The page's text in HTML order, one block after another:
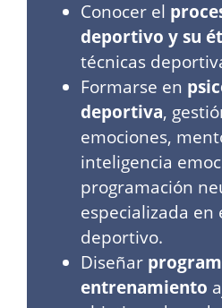
Conocer el
deportivo y su
técnicas
Formarse en
deportiva,
emociones,
inteligencia
programación
especializada en
deportivo.
Diseñar
entrenamiento